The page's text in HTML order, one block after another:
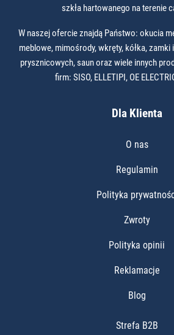
szkła hartowanego na terenie
W naszej ofercie znajdą Państwo: okucia
meblowe, mimośrody, wkręty, kółka, zamki
prysznicowych, saun oraz wiele innych
firm: SISO, ELLETIPI, OE
Dla Klienta
O nas
Regulamin
Polityka
Zwroty
Polityka opinii
Reklamacje
Blog
Strefa B2B